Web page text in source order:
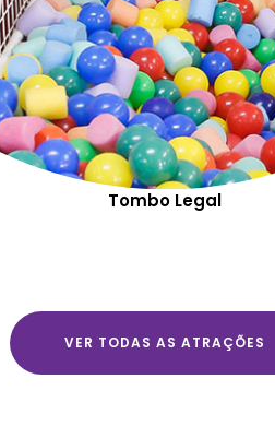
Tombo Legal
VER TODAS AS ATRAÇÕES